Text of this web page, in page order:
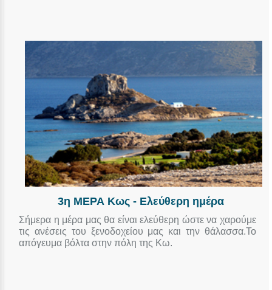
3η ΜΕΡΑ Κως - Ελεύθερη ημέρα
Σήμερα η μέρα μας θα είναι ελεύθερη ώστε να χαρούμε
τις ανέσεις του ξενοδοχείου μας και την θάλασσα.Το
απόγευμα βόλτα στην πόλη της Κω.